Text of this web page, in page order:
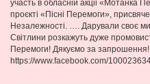
участь в обласній акціі «Мотанка
проєкті «Пісні Перемоги»,
Незалежності. …. Дарували своє
Світлини розкажуть дуже
Перемоги! Дякуємо за запрошення!
https://www.facebook.com/